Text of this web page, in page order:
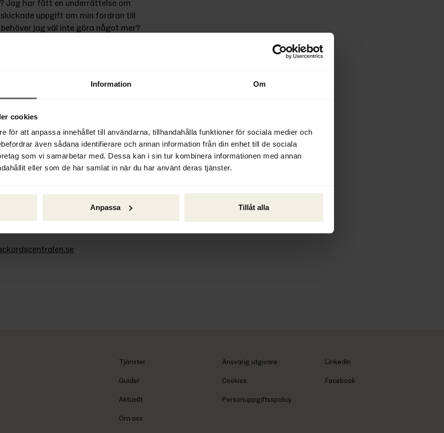
Information Om
cookies
för att anpassa innehållet till användarna, tillhandahålla funktioner för sociala medier och
även sådana identifierare och annan information från din enhet till de sociala
som vi samarbetar med. Dessa kan i sin tur kombinera informationen med annan
eller som de har samlat in när du har använt deras tjänster.
Anpassa Tillåt alla
Jag har fått en underrättelse om
uppgift om min fordran till
jag väl inte göra något mer?
kommer kunna få
ska besluta om att ett
av ett sådant beslut är
i konkursen måste bevaka sin
om den till tingsrätten. Detta
redan har underrättat förvaltaren
upp en borgenär i
vid tingsrätten. Om en
tingsrätten, är dock möjligheten
nämligen ända fram till dess
mindre avgift göra en
Tjänster
Guider
Aktuellt
Om oss
Ansvarig utgivare
Cookies
Personuppgiftsspolicy
LinkedIn
Facebook